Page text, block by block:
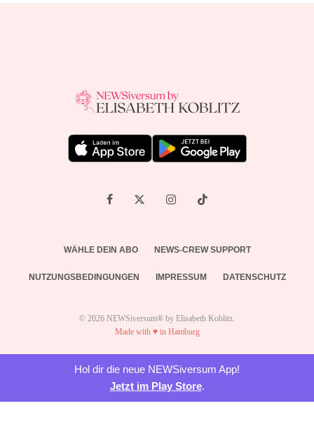
WÄHLE DEIN ABO NEWS-CREW SUPPORT
NUTZUNGSBEDINGUNGEN IMPRESSUM DATENSCHUTZ
© 2026 NEWSiversum® by Elisabeth Koblitz.
Made with ♥ in Hamburg
Hol dir die neue NEWSiversum App!
Jetzt im Play Store.